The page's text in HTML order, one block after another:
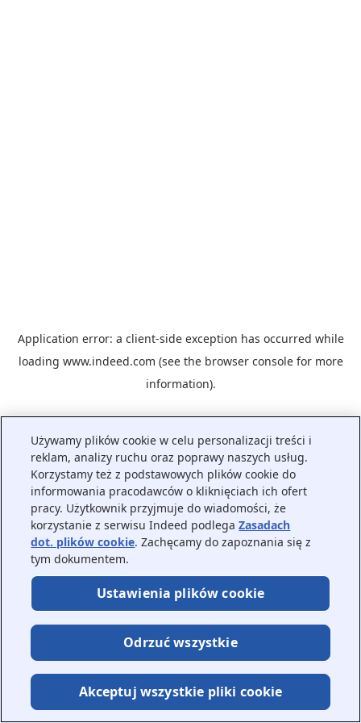
Application error: a client-side exception has occurred while
loading www.indeed.com (see the browser consolefor more
information).
Używamy plików cookie w celu personalizacji treści i
reklam, analizy ruchu oraz poprawy naszych usług.
Korzystamy też z podstawowych plików cookie do
informowania pracodawców o kliknięciach ich ofert
pracy. Użytkownik przyjmuje do wiadomości, że
korzystanie z serwisu Indeed podlegaZasadach
dot. plików cookie. Zachęcamy do zapoznania się z
tym dokumentem.
Ustawienia plików cookie
Odrzuć wszystkie
Akceptuj wszystkie pliki cookie